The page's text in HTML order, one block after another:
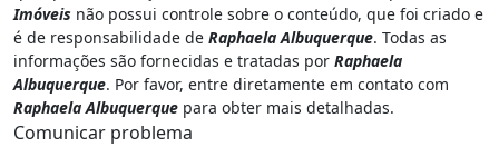
Imóveis não possui controle sobre o conteúdo, que foi criado e
é de responsabilidade de Raphaela Albuquerque. Todas as
informações são fornecidas e tratadas por Raphaela
Albuquerque. Por favor, entre diretamente em contato com
Raphaela Albuquerque para obter mais detalhadas.
Comunicar problema